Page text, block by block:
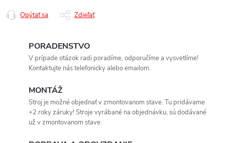
Opýtať sa Zdieľať
PORADENSTVO
V prípade otázok radi poradíme, odporučíme a vysvetlíme!
Kontaktujte nás telefonicky alebo emailom.
MONTÁŽ
Stroj je možné objednať v zmontovanom stave. Tu pridávame
+2 roky záruky! Stroje vyrábané na objednávku, sú dodávané
už v zmontovanom stave.